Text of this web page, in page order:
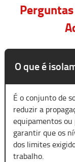
O que é
É o conjunto de
reduzir a
equipamentos ou
garantir que os
dos limites
trabalho.